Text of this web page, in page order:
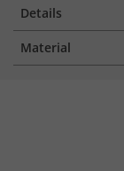
Details
Material